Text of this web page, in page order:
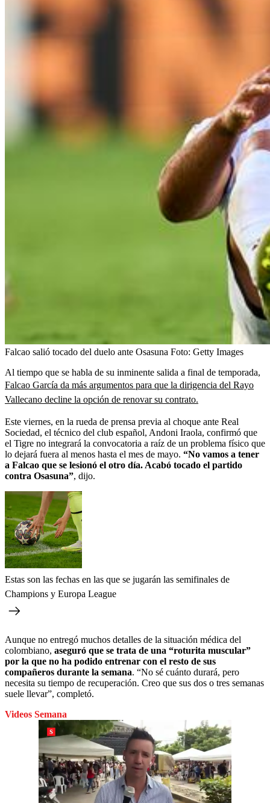
Falcao salió tocado del duelo ante Osasuna Foto: Getty Images
Al tiempo que se habla de su inminente salida a final de temporada,
Falcao García da más argumentos para que la dirigencia del Rayo
Vallecano decline la opción de renovar su contrato.
Este viernes, en la rueda de prensa previa al choque ante Real
Sociedad, el técnico del club español, Andoni Iraola, confirmó que
el Tigre no integrará la convocatoria a raíz de un problema físico que
lo dejará fuera al menos hasta el mes de mayo. “No vamos a tener
a Falcao que se lesionó el otro día. Acabó tocado el partido
contra Osasuna”, dijo.
Estas son las fechas en las que se jugarán las semifinales de
Champions y Europa League
Aunque no entregó muchos detalles de la situación médica del
colombiano, aseguró que se trata de una “roturita muscular”
por la que no ha podido entrenar con el resto de sus
compañeros durante la semana. “No sé cuánto durará, pero
necesita su tiempo de recuperación. Creo que sus dos o tres semanas
suele llevar”, completó.
Videos Semana